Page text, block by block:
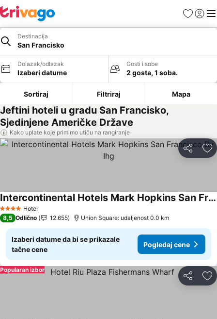
FavoritiPrijavi
Destinacija
San Francisko
Dolazak/odlazak
Izaberi datume
Gosti i sobe
2 gosta, 1 soba.
Sortiraj Filtriraj Mapa
Jeftini hoteli u gradu San Francisko,
Sjedinjene Američke Države
Kako uplate koje primimo utiču na rangiranje
Deli
4 ZvezdiceHotel
Intercontinental Hotels Mark Hopkins San Francisco By Ihg
Pogledaj cene
8,5 Odlično 12.655 Union Square: udaljenost 0.0 km
Izaberi datume da bi se prikazale
tačne cene
Pogledaj cene
Deli
Popularan izbor